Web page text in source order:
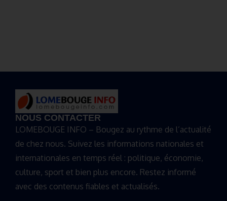
NOUS CONTACTER
LOMEBOUGE INFO – Bougez au rythme de l’actualité
de chez nous. Suivez les informations nationales et
internationales en temps réel : politique, économie,
culture, sport et bien plus encore. Restez informé
avec des contenus fiables et actualisés.